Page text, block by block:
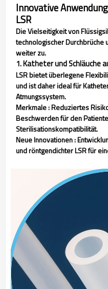
Innovative
LSR
Die Vielseitigkeit von
technologischer Durchbrüche
weiter zu.
1. Katheter und Schläuche
LSR bietet überlegene
und ist daher ideal für
Atmungssystem.
Merkmale: Reduziertes
Beschwerden für den
Sterilisationskompatibilität.
Neue Innovationen:
und röntgendichter LSR für